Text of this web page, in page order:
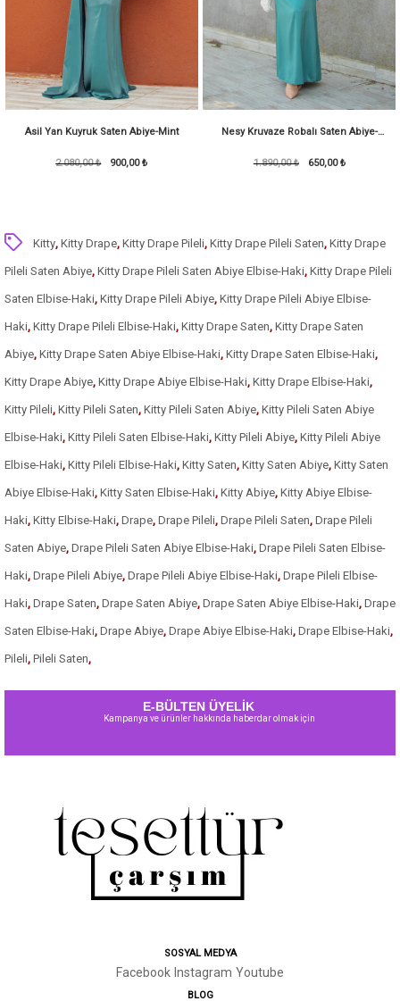
Asil Yan Kuyruk Saten Abiye-Mint
900,00 ₺
2.080,00 ₺
Nesy Kruvaze Robalı Saten Abiye-
KoyuMint650,00 ₺
1.890,00 ₺
Kitty, Kitty Drape, Kitty Drape Pileli, Kitty Drape Pileli Saten, Kitty Drape
Pileli Saten Abiye, Kitty Drape Pileli Saten Abiye Elbise-Haki, Kitty Drape Pileli
Saten Elbise-Haki, Kitty Drape Pileli Abiye, Kitty Drape Pileli Abiye Elbise-
Haki, Kitty Drape Pileli Elbise-Haki, Kitty Drape Saten, Kitty Drape Saten
Abiye, Kitty Drape Saten Abiye Elbise-Haki, Kitty Drape Saten Elbise-Haki,
Kitty Drape Abiye, Kitty Drape Abiye Elbise-Haki, Kitty Drape Elbise-Haki,
Kitty Pileli, Kitty Pileli Saten, Kitty Pileli Saten Abiye, Kitty Pileli Saten Abiye
Elbise-Haki, Kitty Pileli Saten Elbise-Haki, Kitty Pileli Abiye, Kitty Pileli Abiye
Elbise-Haki, Kitty Pileli Elbise-Haki, Kitty Saten, Kitty Saten Abiye, Kitty Saten
Abiye Elbise-Haki, Kitty Saten Elbise-Haki, Kitty Abiye, Kitty Abiye Elbise-
Haki, Kitty Elbise-Haki, Drape, Drape Pileli, Drape Pileli Saten, Drape Pileli
Saten Abiye, Drape Pileli Saten Abiye Elbise-Haki, Drape Pileli Saten Elbise-
Haki, Drape Pileli Abiye, Drape Pileli Abiye Elbise-Haki, Drape Pileli Elbise-
Haki, Drape Saten, Drape Saten Abiye, Drape Saten Abiye Elbise-Haki, Drape
Saten Elbise-Haki, Drape Abiye, Drape Abiye Elbise-Haki, Drape Elbise-Haki,
Pileli, Pileli Saten,
E-BÜLTEN ÜYELİK
Kampanya ve ürünler hakkında haberdar olmak için
SOSYAL MEDYA
Facebook Instagram Youtube
BLOG